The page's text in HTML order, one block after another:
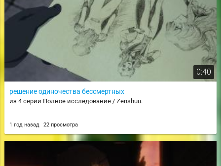
0:40
решение одиночества бессмертных
из 4 серии Полное исследование / Zenshuu.
1 год назад 22 просмотра